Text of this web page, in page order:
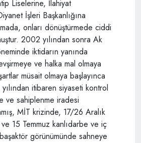
Liselerine, İlahiyat
İşleri Başkanlığına
onları dönüştürmede ciddi
2002 yılından sonra Ak
iktidarın yanında
ve halka mal olmaya
müsait olmaya başlayınca
itibaren siyaseti kontrol
ve sahiplenme iradesi
MİT krizinde, 17/26 Aralık
15 Temmuz kanlıdarbe ve iç
görünümünde sahneye